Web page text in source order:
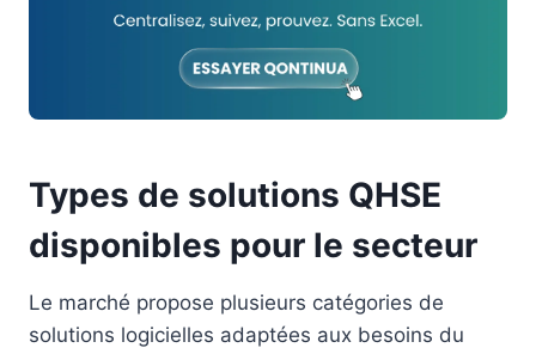
Types de solutions QHSE
disponibles pour le secteur
Le marché propose plusieurs catégories de
solutions logicielles adaptées aux besoins du